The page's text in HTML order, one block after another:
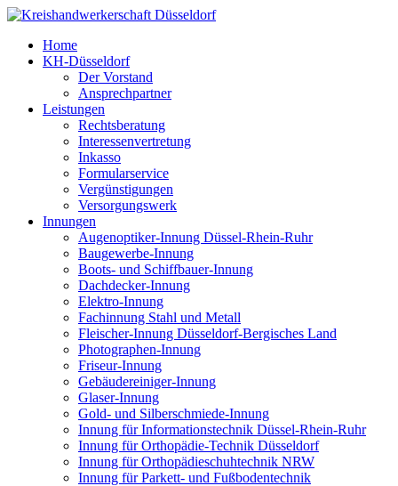
Home
KH-Düsseldorf
Der Vorstand
Ansprechpartner
Leistungen
Rechtsberatung
Interessenvertretung
Inkasso
Formularservice
Vergünstigungen
Versorgungswerk
Innungen
Augenoptiker-Innung Düssel-Rhein-Ruhr
Baugewerbe-Innung
Boots- und Schiffbauer-Innung
Dachdecker-Innung
Elektro-Innung
Fachinnung Stahl und Metall
Fleischer-Innung Düsseldorf-Bergisches Land
Photographen-Innung
Friseur-Innung
Gebäudereiniger-Innung
Glaser-Innung
Gold- und Silberschmiede-Innung
Innung für Informationstechnik Düssel-Rhein-Ruhr
Innung für Orthopädie-Technik Düsseldorf
Innung für Orthopädieschuhtechnik NRW
Innung für Parkett- und Fußbodentechnik